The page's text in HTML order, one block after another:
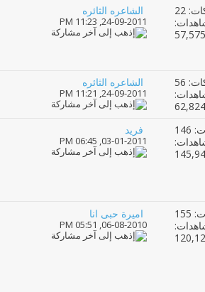
22
57,575
الشاعره الثائره
24-09-2011,
11:23 PM
56
62,824
الشاعره الثائره
24-09-2011,
11:21 PM
فريد
03-01-2011,
06:45 PM
اميرة حبى انا
06-08-2010,
05:51 PM